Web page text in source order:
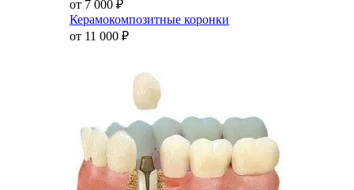
от 7 000 ₽
Керамокомпозитные коронки
от 11 000 ₽